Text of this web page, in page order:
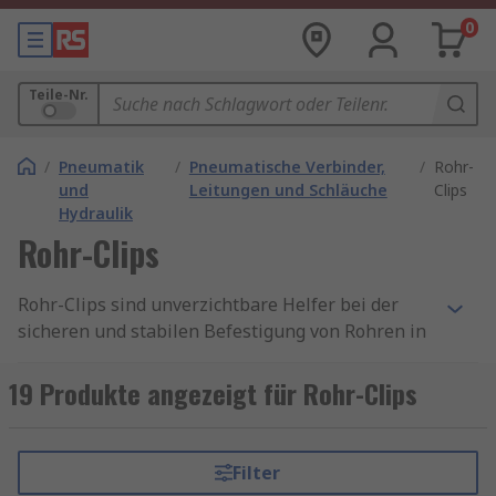
0
Teile-Nr.
/ Pneumatik
und
Hydraulik
/ Pneumatische Verbinder,
Leitungen und Schläuche
/ Rohr-
Clips
Rohr-Clips
Rohr-Clips sind unverzichtbare Helfer bei der
sicheren und stabilen Befestigung von Rohren in
Einsatz sowohl im privaten Bereich als auch in
der Industrie, wo sie dafür sorgen, dass Rohre in
gewünschten Funktionen erfüllen. Ob bei der
Installation von Wasser-, Gas- oder
19 Produkte angezeigt für Rohr-Clips
Filter